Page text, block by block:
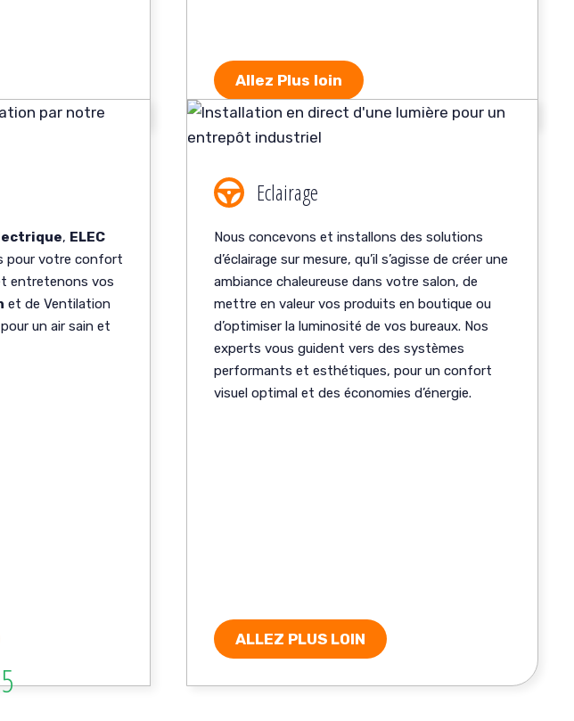
Allez Plus loin
, ELEC
pour votre confort
entretenons vos
et de Ventilation
un air sain et
Eclairage
Nous concevons et installons des solutions
d’éclairage sur mesure, qu’il s’agisse de créer une
ambiance chaleureuse dans votre salon, de
mettre en valeur vos produits en boutique ou
d’optimiser la luminosité de vos bureaux. Nos
experts vous guident vers des systèmes
performants et esthétiques, pour un confort
visuel optimal et des économies d’énergie.
ALLEZ PLUS LOIN